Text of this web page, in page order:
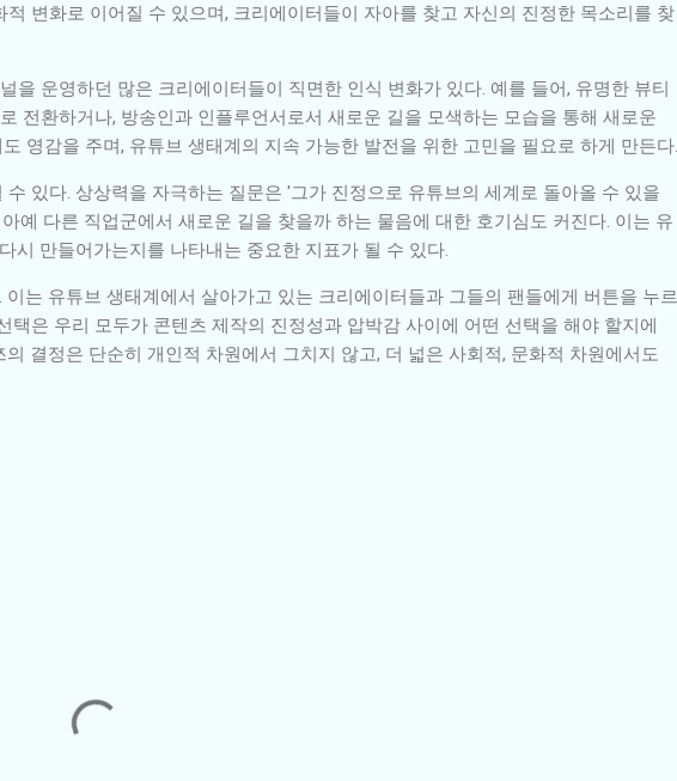
변화로 이어질 수 있으며, 크리에이터들이 자아를 찾고 자신의 진정한 목소리를 찾
을 운영하던 많은 크리에이터들이 직면한 인식 변화가 있다. 예를 들어, 유명한 뷰티
전환하거나, 방송인과 인플루언서로서 새로운 길을 모색하는 모습을 통해 새로운
영감을 주며, 유튜브 생태계의 지속 가능한 발전을 위한 고민을 필요로 하게 만든다.
있다. 상상력을 자극하는 질문은 '그가 진정으로 유튜브의 세계로 돌아올 수 있을
예 다른 직업군에서 새로운 길을 찾을까 하는 물음에 대한 호기심도 커진다. 이는 유
시 만들어가는지를 나타내는 중요한 지표가 될 수 있다.
는 유튜브 생태계에서 살아가고 있는 크리에이터들과 그들의 팬들에게 버튼을 누르
은 우리 모두가 콘텐츠 제작의 진정성과 압박감 사이에 어떤 선택을 해야 할지에
결정은 단순히 개인적 차원에서 그치지 않고, 더 넓은 사회적, 문화적 차원에서도